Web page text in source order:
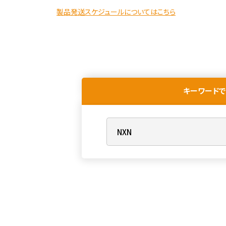
製品発送スケジュールについてはこちら
キーワード